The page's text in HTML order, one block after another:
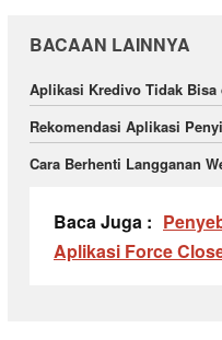
BACAAN LAINNYA
Aplikasi Kredivo Tidak
Rekomendasi Aplikasi
Cara Berhenti Langganan
Baca Juga :
Aplikasi Force